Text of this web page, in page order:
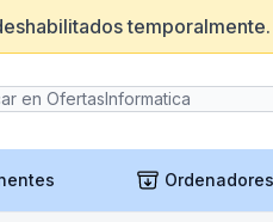
temporalmente.